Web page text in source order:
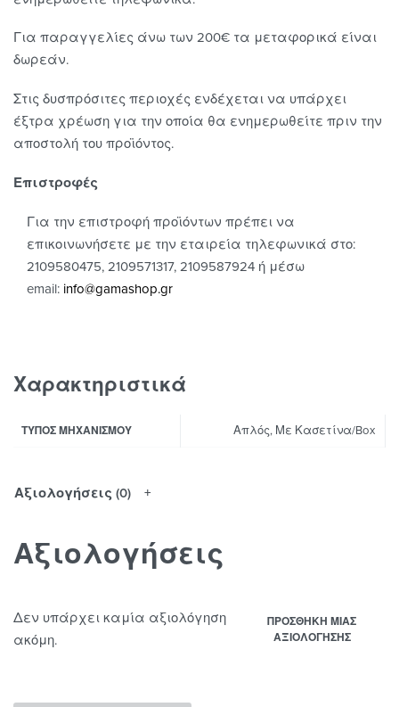
Για παραγγελίες άνω των 200€ τα μεταφορικά είναι
δωρεάν.
Στις δυσπρόσιτες περιοχές ενδέχεται να υπάρχει
έξτρα χρέωση για την οποία θα ενημερωθείτε πριν την
αποστολή του προϊόντος.
Επιστροφές
Για την επιστροφή προϊόντων πρέπει να
επικοινωνήσετε με την εταιρεία τηλεφωνικά στο:
2109580475, 2109571317, 2109587924 ή μέσω
email: info@gamashop.gr
Χαρακτηριστικά
ΤΎΠΟΣ ΜΗΧΑΝΙΣΜΟΎ Απλός, Με Κασετίνα/Box
Αξιολογήσεις (0)
Αξιολογήσεις
Δεν υπάρχει καμία αξιολόγηση
ακόμη.
ΠΡΟΣΘΉΚΗ ΜΊΑΣ
ΑΞΙΟΛΌΓΗΣΗΣ